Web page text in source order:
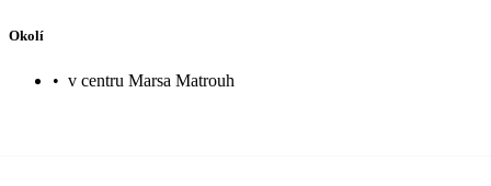
Okolí
• v centru Marsa Matrouh